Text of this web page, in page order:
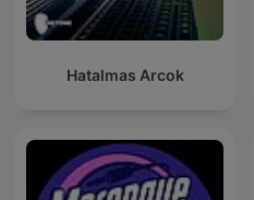
Hatalmas Arcok